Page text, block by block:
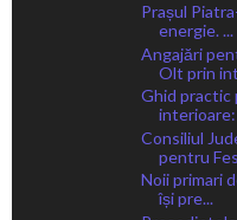
Prașul
energie. ...
Angajări
Olt prin
Ghid practic
interioare:
Consiliul
pentru
Noii primari
își pre...